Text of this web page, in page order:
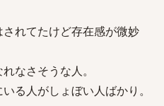
れてたけど存在感が微妙
なさそうな人。
る人がしょぼい人ばかり。